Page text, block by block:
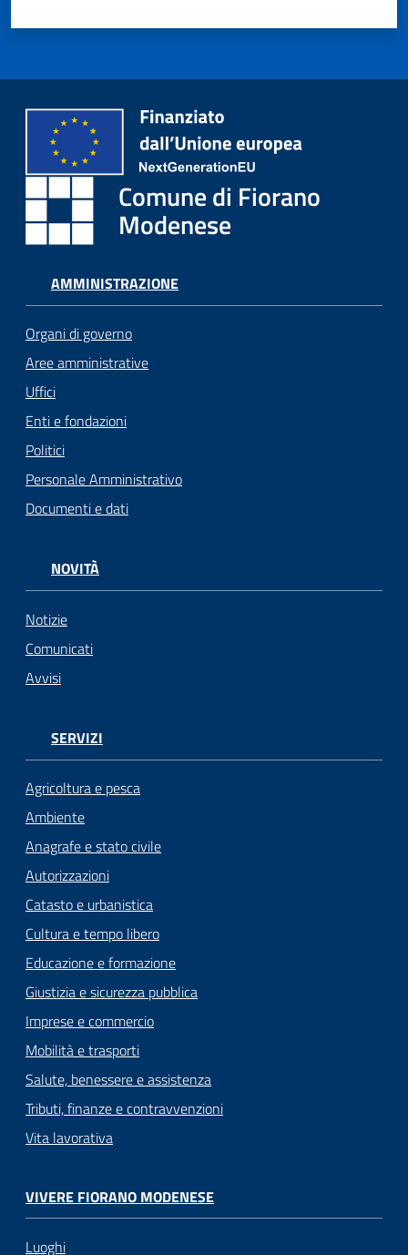
Comune di Fiorano
Modenese
AMMINISTRAZIONE
Organi di governo
Aree amministrative
Uffici
Enti e fondazioni
Politici
Personale Amministrativo
Documenti e dati
NOVITÀ
Notizie
Comunicati
Avvisi
SERVIZI
Agricoltura e pesca
Ambiente
Anagrafe e stato civile
Autorizzazioni
Catasto e urbanistica
Cultura e tempo libero
Educazione e formazione
Giustizia e sicurezza pubblica
Imprese e commercio
Mobilità e trasporti
Salute, benessere e assistenza
Tributi, finanze e contravvenzioni
Vita lavorativa
VIVERE FIORANO MODENESE
Luoghi